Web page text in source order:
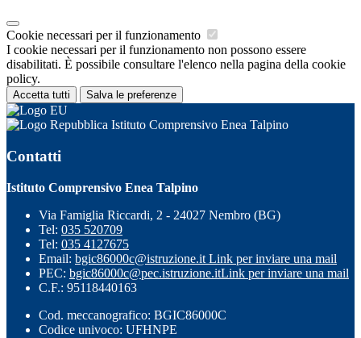
Cookie necessari per il funzionamento
I cookie necessari per il funzionamento non possono essere
disabilitati. È possibile consultare l'elenco nella pagina della cookie
policy.
Accetta tutti Salva le preferenze
Istituto Comprensivo Enea Talpino
Contatti
Istituto Comprensivo Enea Talpino
Via Famiglia Riccardi, 2 - 24027 Nembro (BG)
Tel: 035 520709
Tel: 035 4127675
Email: bgic86000c@istruzione.it Link per inviare una mail
PEC: bgic86000c@pec.istruzione.itLink per inviare una mail
C.F.: 95118440163
Cod. meccanografico: BGIC86000C
Codice univoco: UFHNPE